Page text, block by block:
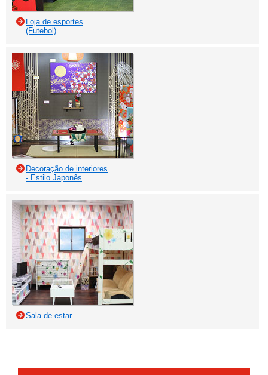
Loja de esportes
(Futebol)
Decoração de interiores
- Estilo Japonês
Sala de estar